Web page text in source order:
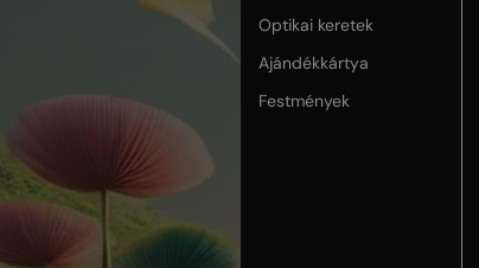
Optikai keretek
Ajándékkártya
Festmények